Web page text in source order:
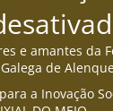
e amantes da
de
a Inovação